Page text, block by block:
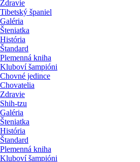
Zdravie
Tibetský španiel
Galéria
Šteniatka
História
Štandard
Plemenná kniha
Kluboví šampióni
Chovné jedince
Chovatelia
Zdravie
Shih-tzu
Galéria
Šteniatka
História
Štandard
Plemenná kniha
Kluboví šampióni